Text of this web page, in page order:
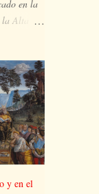
en la
Alta
y su
en el
que
de la
la
y en el